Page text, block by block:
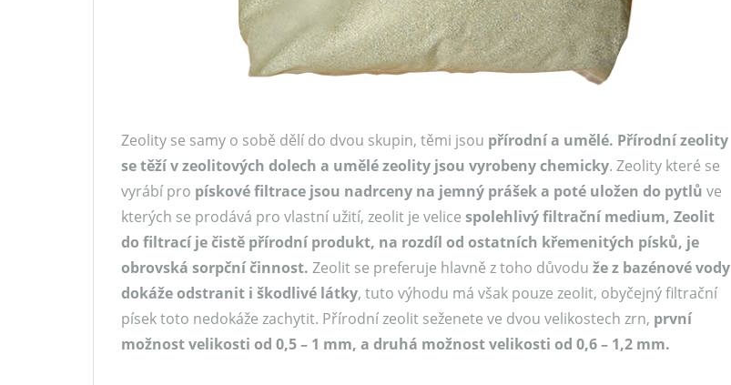
Zeolity se samy o sobě dělí do dvou skupin, těmi jsou přírodní a umělé. Přírodní zeolity
se těží v zeolitových dolech a umělé zeolity jsou vyrobeny chemicky. Zeolity které se
vyrábí pro pískové filtrace jsou nadrceny na jemný prášek a poté uložen do pytlů ve
kterých se prodává pro vlastní užití, zeolit je velice spolehlivý filtrační medium, Zeolit
do filtrací je čistě přírodní produkt, na rozdíl od ostatních křemenitých písků, je
obrovská sorpční činnost. Zeolit se preferuje hlavně z toho důvodu že z bazénové vody
dokáže odstranit i škodlivé látky, tuto výhodu má však pouze zeolit, obyčejný filtrační
písek toto nedokáže zachytit. Přírodní zeolit seženete ve dvou velikostech zrn, první
možnost velikosti od 0,5 – 1 mm, a druhá možnost velikosti od 0,6 – 1,2 mm.